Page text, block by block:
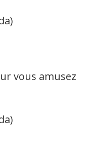
vous amusez